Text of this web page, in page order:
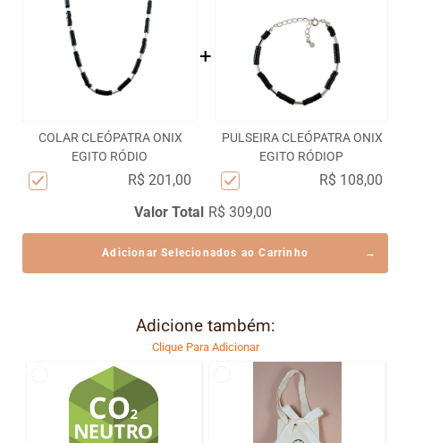
COLAR CLEÓPATRA ONIX
EGITO RÓDIO
R$ 201,00
+
PULSEIRA CLEÓPATRA ONIX
EGITO RÓDIOP
R$ 108,00
Valor Total R$ 309,00
Adicionar Selecionados ao Carrinho
Adicione também:
Clique Para Adicionar